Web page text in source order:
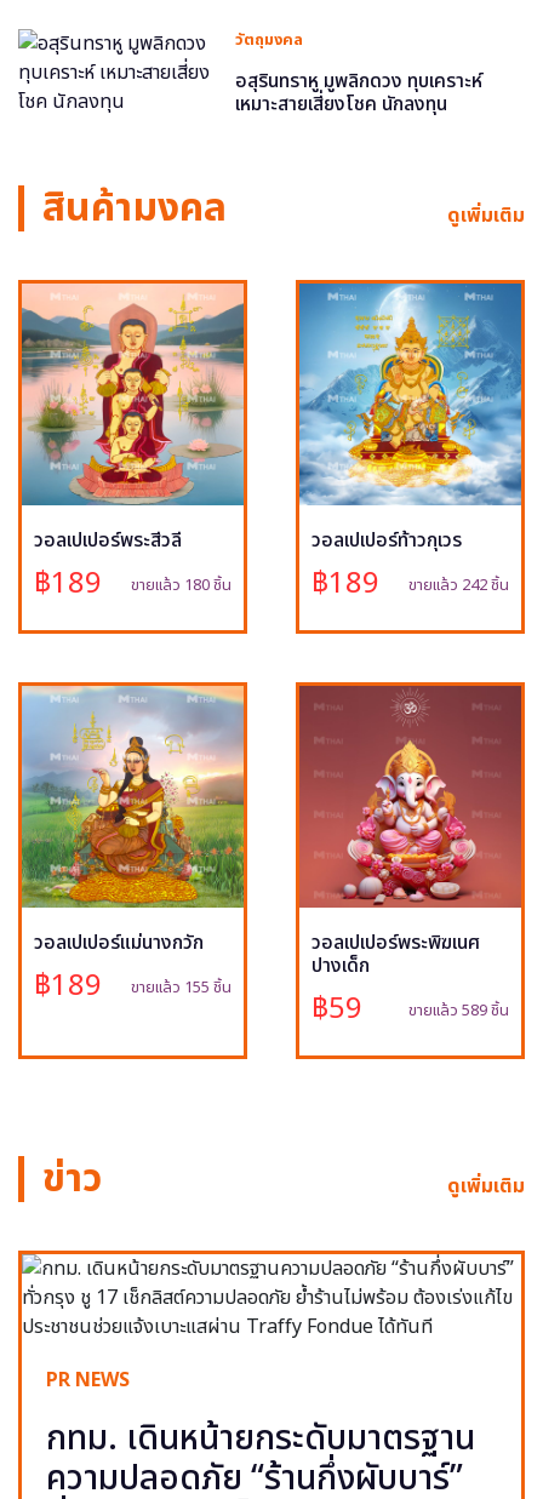
วัตถุมงคล
อสุรินทราหู มูพลิกดวง ทุบเคราะห์
เหมาะสายเสี่ยงโชค นักลงทุน
สินค้ามงคล ดูเพิ่มเติม
วอลเปเปอร์พระสีวลี
฿189 ขายแล้ว 180 ชิ้น
วอลเปเปอร์ท้าวกุเวร
฿189 ขายแล้ว 242 ชิ้น
วอลเปเปอร์แม่นางกวัก
฿189 ขายแล้ว 155 ชิ้น
วอลเปเปอร์พระพิฆเนศ
ปางเด็ก
฿59 ขายแล้ว 589 ชิ้น
ข่าว ดูเพิ่มเติม
PR NEWS
กทม. เดินหน้ายกระดับมาตรฐาน
ความปลอดภัย “ร้านกึ่งผับบาร์”